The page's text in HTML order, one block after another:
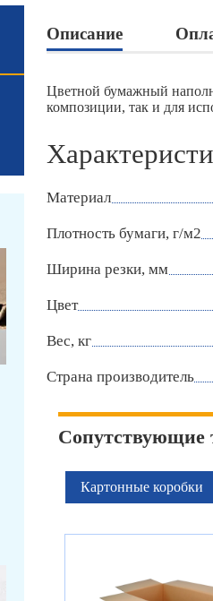
Описание
Цветной бумажный
композиции, так и для
Материал
Плотность бумаги, г/м2
Ширина резки, мм
Цвет
Вес, кг
Страна производитель
Сопутствующие
Картонные коробки